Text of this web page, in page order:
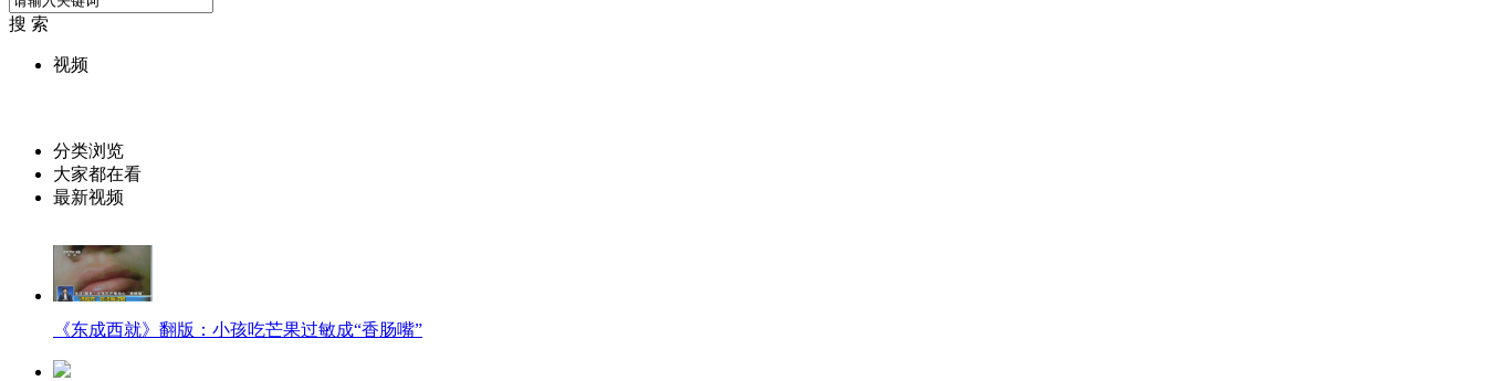
搜 索
视频
分类浏览
大家都在看
最新视频
《东成西就》翻版：小孩吃芒果过敏成“香肠嘴”